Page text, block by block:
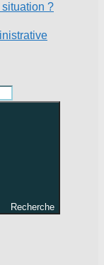
?
Recherche